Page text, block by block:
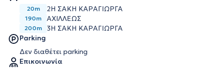
20m 2Η ΣΑΚΗ ΚΑΡΑΓΙΩΡΓΑ
190m ΑΧΙΛΛΕΩΣ
200m
3Η ΣΑΚΗ ΚΑΡΑΓΙΩΡΓΑ
Parking
Δεν διαθέτει parking
Επικοινωνία